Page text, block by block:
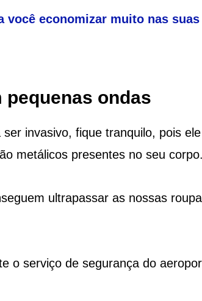
você economizar muito nas suas
ondas
invasivo, fique tranquilo, pois
metálicos presentes no seu corpo.
ultrapassar as nossas
o serviço de segurança do